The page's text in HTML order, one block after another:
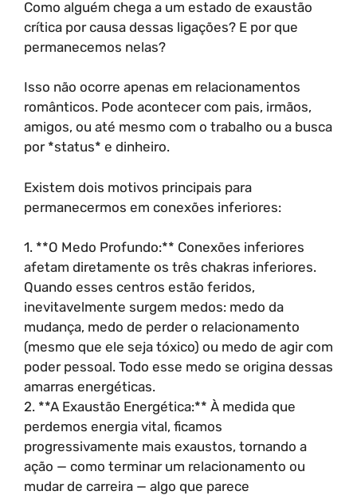
Como alguém chega a um estado de exaustão
crítica por causa dessas ligações? E por que
permanecemos nelas?
Isso não ocorre apenas em relacionamentos
românticos. Pode acontecer com pais, irmãos,
amigos, ou até mesmo com o trabalho ou a busca
por *status* e dinheiro.
Existem dois motivos principais para
permanecermos em conexões inferiores:
1. **O Medo Profundo:** Conexões inferiores
afetam diretamente os três chakras inferiores.
Quando esses centros estão feridos,
inevitavelmente surgem medos: medo da
mudança, medo de perder o relacionamento
(mesmo que ele seja tóxico) ou medo de agir com
poder pessoal. Todo esse medo se origina dessas
amarras energéticas.
2. **A Exaustão Energética:** À medida que
perdemos energia vital, ficamos
progressivamente mais exaustos, tornando a
ação — como terminar um relacionamento ou
mudar de carreira — algo que parece